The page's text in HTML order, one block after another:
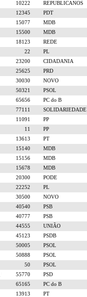
10222 REPUBLICANOS
12345 PDT
15077 MDB
15500 MDB
18123 REDE
22 PL
23200 CIDADANIA
25625 PRD
30030 NOVO
50321 PSOL
65656 PC do B
77111 SOLIDARIEDADE
11091 PP
11 PP
13613 PT
15140 MDB
15156 MDB
15678 MDB
20300 PODE
22252 PL
30500 NOVO
40540 PSB
40777 PSB
44555 UNIÃO
45123 PSDB
50005 PSOL
50888 PSOL
50 PSOL
55770 PSD
65165 PC do B
13913 PT